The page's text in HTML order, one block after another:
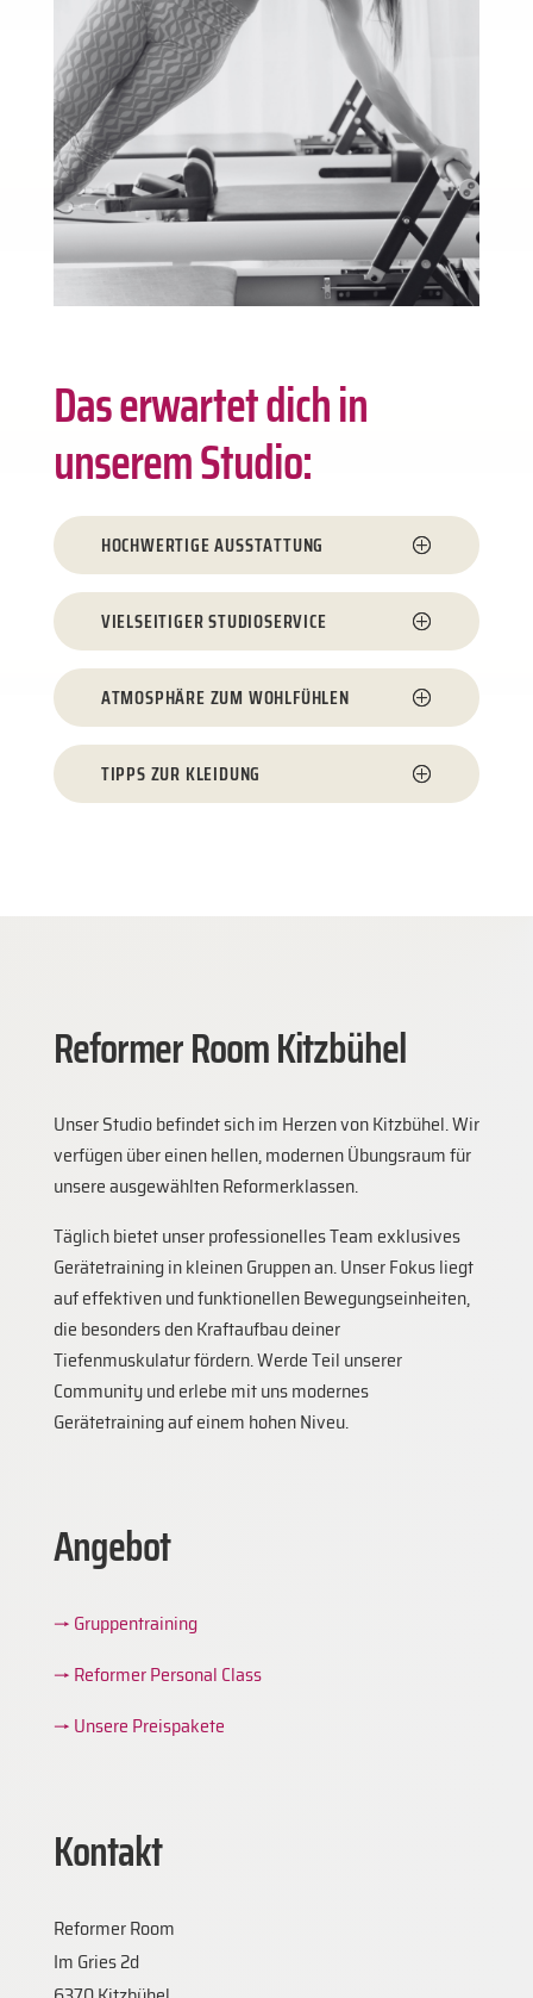
Das erwartet dich in
unserem Studio:
HOCHWERTIGE AUSSTATTUNG
VIELSEITIGER STUDIOSERVICE
ATMOSPHÄRE ZUM WOHLFÜHLEN
TIPPS ZUR KLEIDUNG
Reformer Room Kitzbühel
Unser Studio befindet sich im Herzen von Kitzbühel. Wir
verfügen über einen hellen, modernen Übungsraum für
unsere ausgewählten Reformerklassen.
Täglich bietet unser professionelles Team exklusives
Gerätetraining in kleinen Gruppen an. Unser Fokus liegt
auf effektiven und funktionellen Bewegungseinheiten,
die besonders den Kraftaufbau deiner
Tiefenmuskulatur fördern. Werde Teil unserer
Community und erlebe mit uns modernes
Gerätetraining auf einem hohen Niveu.
Angebot
→ Gruppentraining
→ Reformer Personal Class
→ Unsere Preispakete
Kontakt
Reformer Room
Im Gries 2d